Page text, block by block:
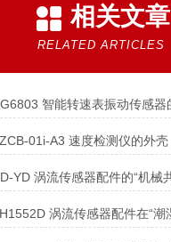
相关文章
RELATED ARTICLES